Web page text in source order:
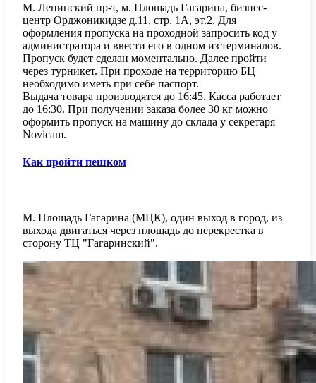
М. Ленинский пр-т, м. Площадь Гагарина, бизнес-
центр Орджоникидзе д.11, стр. 1А, эт.2. Для
оформления пропуска на проходной запросить код у
администратора и ввести его в одном из терминалов.
Пропуск будет сделан моментально. Далее пройти
через турникет. При проходе на территорию БЦ
необходимо иметь при себе паспорт.
Выдача товара производятся до 16:45. Касса работает
до 16:30. При получении заказа более 30 кг можно
оформить пропуск на машину до склада у секретаря
Novicam.
Как пройти пешком
М. Площадь Гагарина (МЦК), один выход в город, из
выхода двигаться через площадь до перекрестка в
сторону ТЦ "Гагаринский".